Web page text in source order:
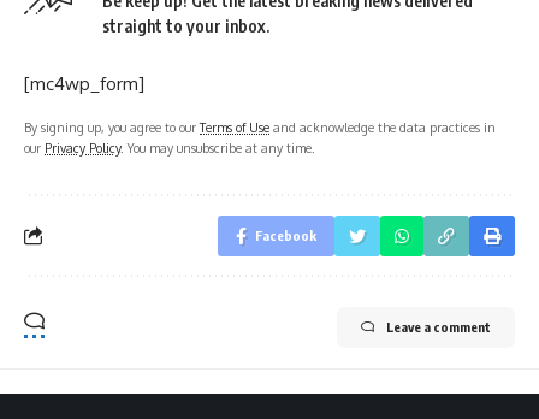
straight to your inbox.
[mc4wp_form]
By signing up, you agree to ourTerms of Use and acknowledge the data practices in
our Privacy Policy. You may unsubscribe at any time.
Facebook
Leave a comment